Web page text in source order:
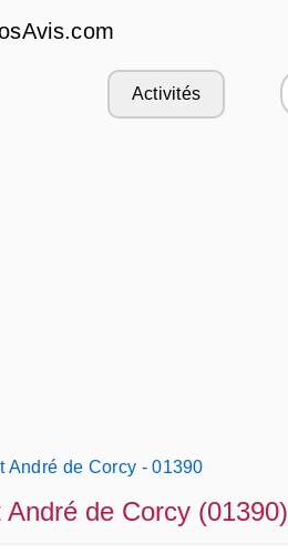
Activités
André de Corcy - 01390
de Corcy (01390)